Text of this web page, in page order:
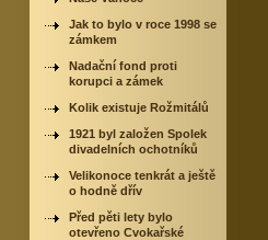
Jak to bylo v roce 1998 se
zámkem
Nadační fond proti
korupci a zámek
Kolik existuje Rožmitálů
1921 byl založen Spolek
divadelních ochotníků
Velikonoce tenkrát a ještě
o hodně dřív
Před pěti lety bylo
otevřeno Cvokařské